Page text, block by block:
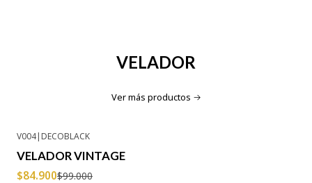
VELADOR
Ver más productos
V004|DECOBLACK
VELADOR VINTAGE
$84.900$99.000